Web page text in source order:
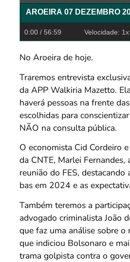
AROEIRA 07 DEZEMBRO
0:00 / 56:59 Velocidade: 1x
No Aroeira de hoje.
Traremos entrevista
da APP Walkiria Mazetto.
haverá pessoas na frente
escolhidas para
NÃO na consulta pública.
O economista Cid Cordeiro
da CNTE, Marlei Fernandes,
reunião do FES, destacando
bas em 2024 e as
Também teremos a
advogado criminalista João
que faz uma análise sobre o
que indiciou Bolsonaro e
trama golpista contra o